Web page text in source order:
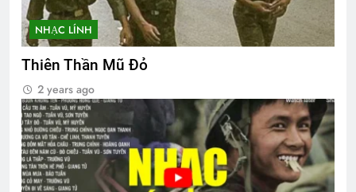
NHẠC LÍNH
Thiên Thần Mũ Đỏ
2 years ago